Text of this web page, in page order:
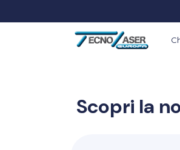
Scopri la